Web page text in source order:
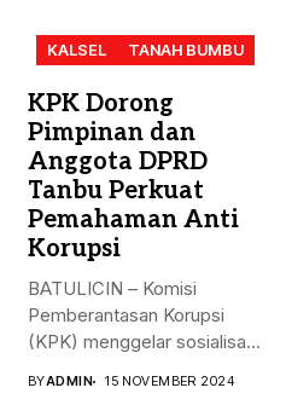
KALSEL TANAH BUMBU
KPK Dorong
Pimpinan dan
Anggota DPRD
Tanbu Perkuat
Pemahaman Anti
Korupsi
BATULICIN – Komisi
Pemberantasan Korupsi
(KPK) menggelar sosialisasi
BYADMIN 15 NOVEMBER 2024